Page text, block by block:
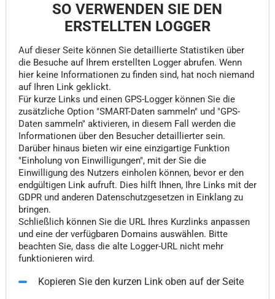
SO VERWENDEN SIE DEN
ERSTELLTEN LOGGER
Auf dieser Seite können Sie detaillierte Statistiken über
die Besuche auf Ihrem erstellten Logger abrufen. Wenn
hier keine Informationen zu finden sind, hat noch niemand
auf Ihren Link geklickt.
Für kurze Links und einen GPS-Logger können Sie die
zusätzliche Option "SMART-Daten sammeln" und "GPS-
Daten sammeln" aktivieren, in diesem Fall werden die
Informationen über den Besucher detaillierter sein.
Darüber hinaus bieten wir eine einzigartige Funktion
"Einholung von Einwilligungen", mit der Sie die
Einwilligung des Nutzers einholen können, bevor er den
endgültigen Link aufruft. Dies hilft Ihnen, Ihre Links mit der
GDPR und anderen Datenschutzgesetzen in Einklang zu
bringen.
Schließlich können Sie die URL Ihres Kurzlinks anpassen
und eine der verfügbaren Domains auswählen. Bitte
beachten Sie, dass die alte Logger-URL nicht mehr
funktionieren wird.
Kopieren Sie den kurzen Link oben auf der Seite